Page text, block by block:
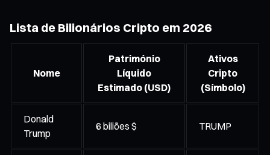
Lista de Bilionários Cripto em 2026
Nome
Património
Líquido
Estimado (USD)
Ativos
Cripto
(Símbolo)
Donald
Trump
6 biliões $ TRUMP